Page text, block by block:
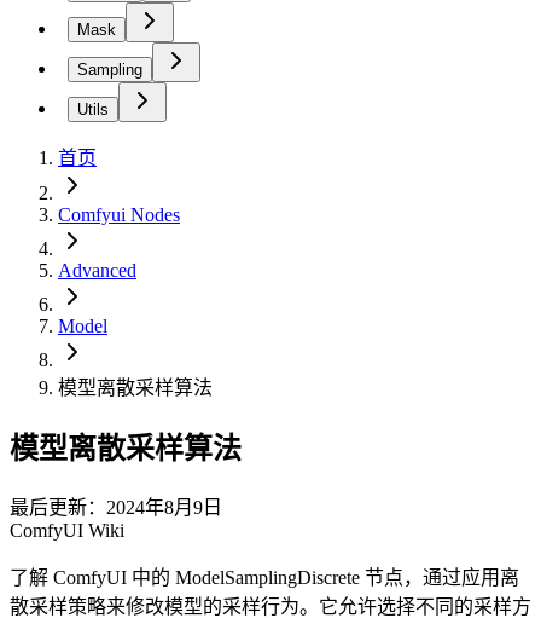
Mask
Sampling
Utils
首页
Comfyui Nodes
Advanced
Model
模型离散采样算法
模型离散采样算法
最后更新：2024年8月9日
ComfyUI Wiki
了解 ComfyUI 中的 ModelSamplingDiscrete 节点，通过应用离
散采样策略来修改模型的采样行为。它允许选择不同的采样方